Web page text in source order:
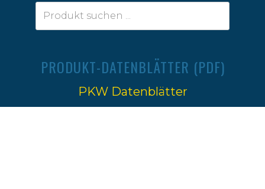
PRODUKT-DATENBLÄTTER (PDF)
PKW Datenblätter